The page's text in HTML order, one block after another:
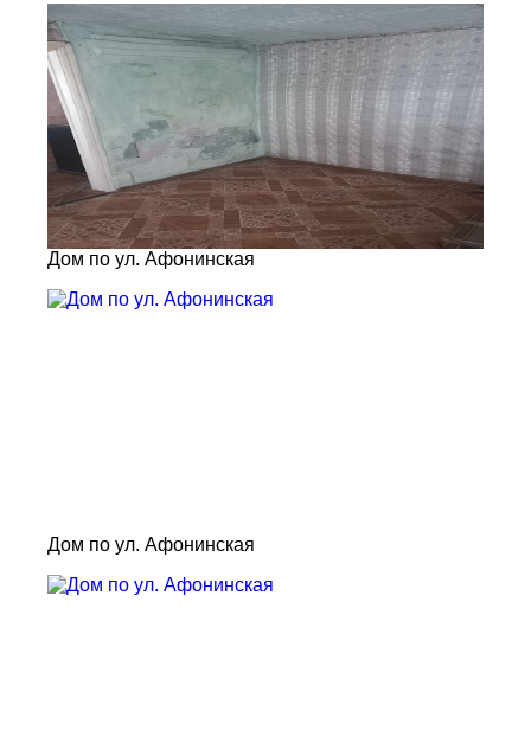
Дом по ул. Афонинская
Дом по ул. Афонинская